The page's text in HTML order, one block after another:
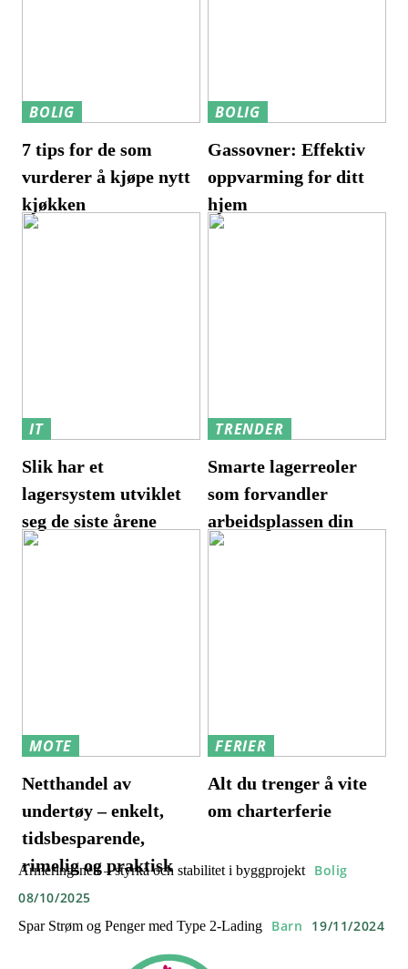
BOLIG
7 tips for de som
vurderer å kjøpe nytt
kjøkken
BOLIG
Gassovner: Effektiv
oppvarming for ditt
hjem
IT
Slik har et
lagersystem utviklet
seg de siste årene
TRENDER
Smarte lagerreoler
som forvandler
arbeidsplassen din
MOTE
Netthandel av
undertøy – enkelt,
tidsbesparende,
rimelig og praktisk
FERIER
Alt du trenger å vite
om charterferie
Armeringsnett – styrka och stabilitet i byggprojekt
Bolig
08/10/2025
Spar Strøm og Penger med Type 2-Lading Barn 19/11/2024